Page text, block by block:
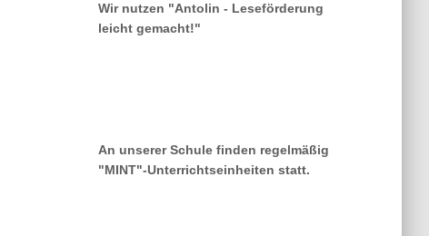
Wir nutzen "Antolin - Leseförderung
leicht gemacht!"
An unserer Schule finden regelmäßig
"MINT"-Unterrichtseinheiten statt.